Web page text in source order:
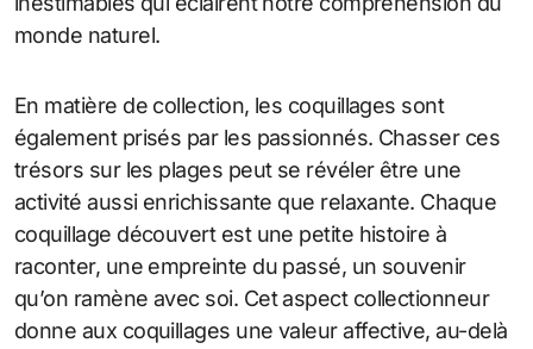
monde naturel.
En matière de collection, les coquillages sont
également prisés par les passionnés. Chasser ces
trésors sur les plages peut se révéler être une
activité aussi enrichissante que relaxante. Chaque
coquillage découvert est une petite histoire à
raconter, une empreinte du passé, un souvenir
qu’on ramène avec soi. Cet aspect collectionneur
donne aux coquillages une valeur affective, au-delà